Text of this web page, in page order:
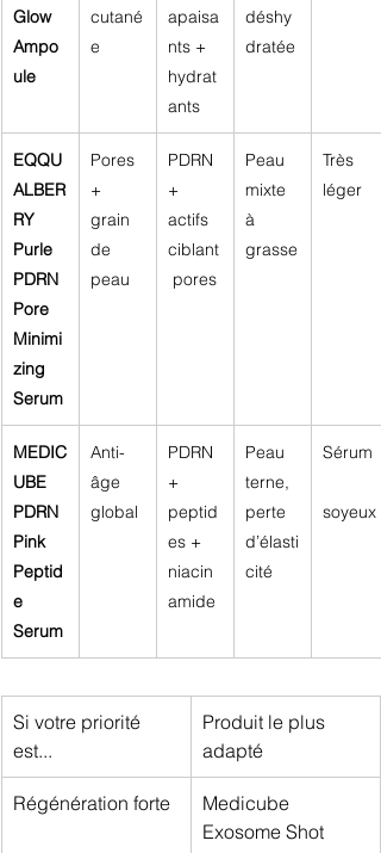
Glow
Ampo
ule
cutané
e
apaisa
nts +
hydrat
ants
déshy
dratée
EQQU
ALBER
RY
Purle
PDRN
Pore
Minimi
zing
Serum
Pores
+
grain
de
peau
PDRN
+
actifs
ciblant
pores
Peau
mixte
à
grasse
Très
léger
MEDIC
UBE
PDRN
Pink
Peptid
e
Serum
Anti-
âge
global
PDRN
+
peptid
es +
niacin
amide
Peau
terne,
perte
d’élasti
cité
Sérum
soyeux
Si votre priorité
est...
Produit le plus
adapté
Régénération forte
Medicube
Exosome Shot